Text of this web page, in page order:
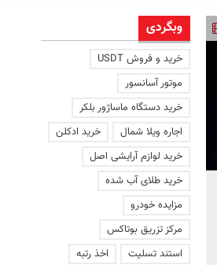
هدیه ویژه به محمد صلاح
توسط شهردار ترک | ویدئو
وبگردی
خرید و فروش USDT
موتور آسانسور
خرید دستگاه ماساژور بلکر
اجاره ویلا شمال
خرید ادکلن
خرید لوازم آرایشی اصل
خرید طلای آب شده
مزایده خودرو
مرکز تزریق بوتاکس
استند تسلیت
اخذ رتبه